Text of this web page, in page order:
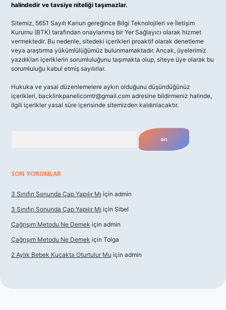
halindedir ve tavsiye niteliği taşımazlar.
Sitemiz, 5651 Sayılı Kanun gereğince Bilgi Teknolojileri ve İletişim
Kurumu (BTK) tarafından onaylanmış bir Yer Sağlayıcı olarak hizmet
vermektedir. Bu nedenle, sitedeki içerikleri proaktif olarak denetleme
veya araştırma yükümlülüğümüz bulunmamaktadır. Ancak, üyelerimiz
yazdıkları içeriklerin sorumluluğunu taşımakta olup, siteye üye olarak bu
sorumluluğu kabul etmiş sayılırlar.
Hukuka ve yasal düzenlemelere aykırı olduğunu düşündüğünüz
içerikleri, backlinkpanelicomtr@gmail.com adresine bildirmeniz halinde,
ilgili içerikler yasal süre içerisinde sitemizden kaldırılacaktır.
SON YORUMLAR
3 Sınıfın Sonunda Çap Yapılır Mı için admin
3 Sınıfın Sonunda Çap Yapılır Mı için Sibel
Çağrışım Metodu Ne Demek için admin
Çağrışım Metodu Ne Demek için Tolga
2 Aylık Bebek Kucakta Oturtulur Mu için admin